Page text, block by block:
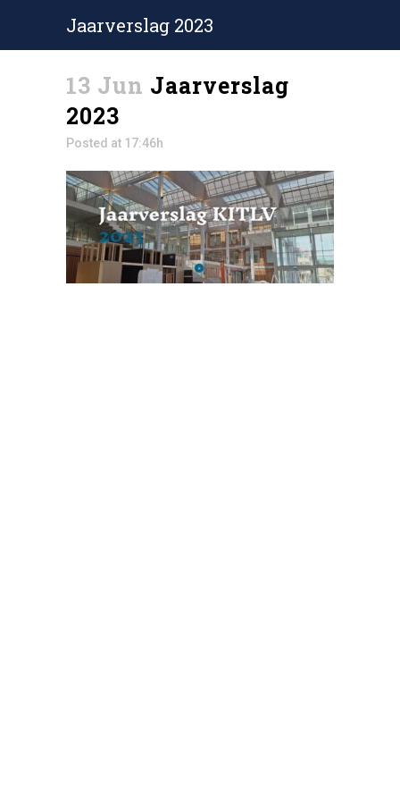
Jaarverslag 2023
13 Jun Jaarverslag
2023
Posted at 17:46h